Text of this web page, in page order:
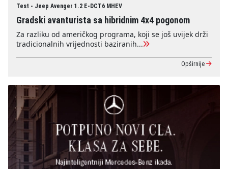
Test - Jeep Avenger 1.2 E-DCT6 MHEV
Gradski avanturista sa hibridnim 4x4 pogonom
Za razliku od američkog programa, koji se još uvijek drži
tradicionalnih vrijednosti baziranih...
Opširnije